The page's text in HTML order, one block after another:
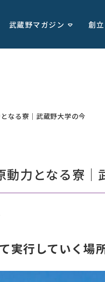
武蔵野マガジン 創
なる寮｜武蔵野大学の今
力となる寮｜
実行していく場